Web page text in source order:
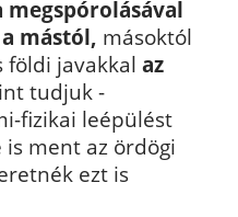
mástól, másoktól
földi javakkal az
tudjuk -
fizikai leépülést
ment az ördögi
ezt is